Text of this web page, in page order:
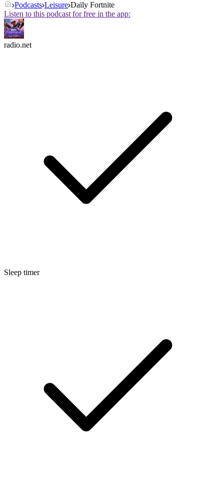
Podcasts Leisure Daily Fortnite
Listen to this podcast for free in the app:
radio.net
Sleep timer